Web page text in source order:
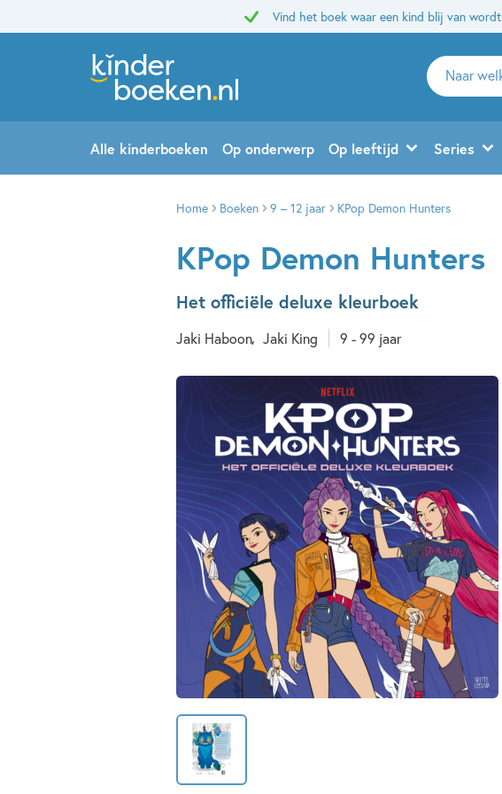
Vind het boek waar een kind blij van wordt
Zoeken
naar
en
uitgevers
Alle kinderboeken Op onderwerp Op leeftijd Series
Home Boeken 9 – 12 jaar KPop Demon Hunters
KPop Demon Hunters
Het officiële deluxe kleurboek
Jaki Haboon Jaki King 9 - 99 jaar